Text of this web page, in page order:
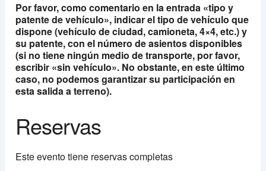
Por favor, como comentario en la entrada «tipo y
patente de vehículo», indicar el tipo de vehículo que
dispone (vehículo de ciudad, camioneta, 4×4, etc.) y
su patente, con el número de asientos disponibles
(si no tiene ningún medio de transporte, por favor,
escribir «sin vehículo». No obstante, en este último
caso, no podemos garantizar su participación en
esta salida a terreno).
Reservas
Este evento tiene reservas completas